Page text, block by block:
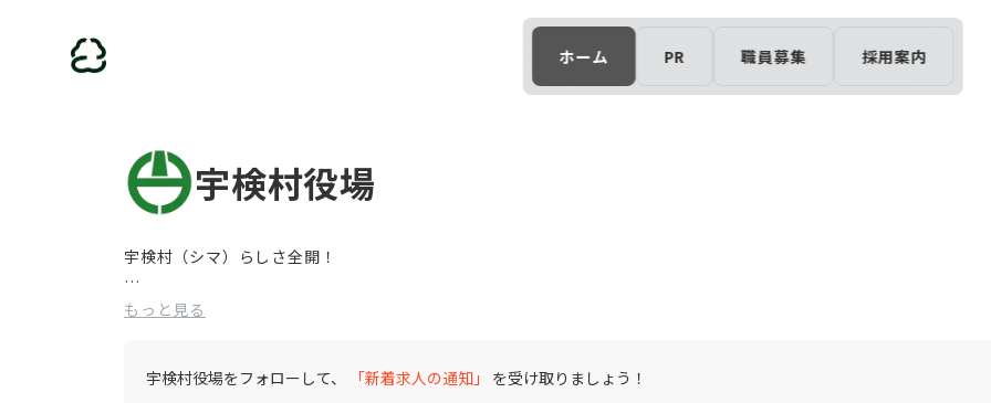
ホーム PR 職員募集 採用案内
宇検村役場
宇検村（シマ）らしさ全開！
― 自然と人が調和するシマで、あなたの力を発揮しませんか ―
世界自然遺産の島の中でも、ひときわ静かで、どこか懐かしさを感じる風景が広がっています。ここでは、見えな
もっと見る
宇検村役場をフォローして、 「新着求人の通知」 を受け取りましょう！